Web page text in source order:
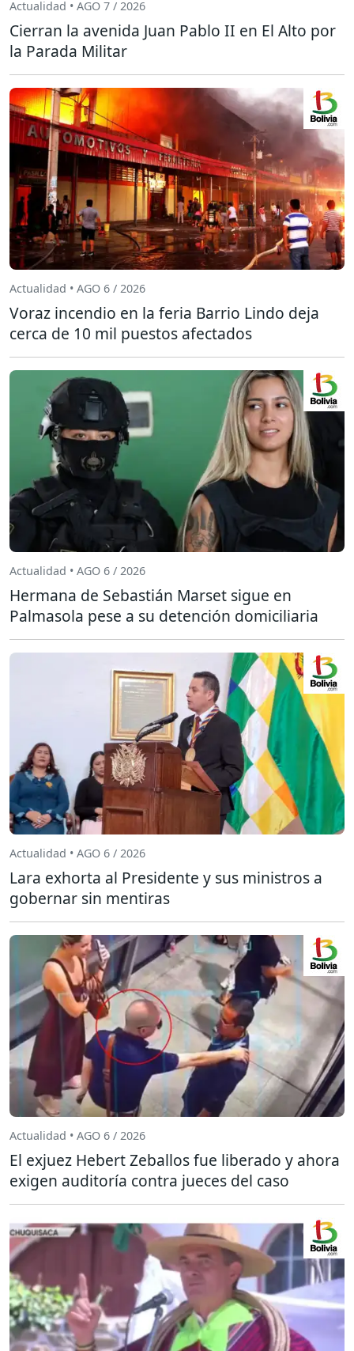
Actualidad • AGO 7 / 2026
Cierran la avenida Juan Pablo II en El Alto por
la Parada Militar
Actualidad • AGO 6 / 2026
Voraz incendio en la feria Barrio Lindo deja
cerca de 10 mil puestos afectados
Actualidad • AGO 6 / 2026
Hermana de Sebastián Marset sigue en
Palmasola pese a su detención domiciliaria
Actualidad • AGO 6 / 2026
Lara exhorta al Presidente y sus ministros a
gobernar sin mentiras
Actualidad • AGO 6 / 2026
El exjuez Hebert Zeballos fue liberado y ahora
exigen auditoría contra jueces del caso